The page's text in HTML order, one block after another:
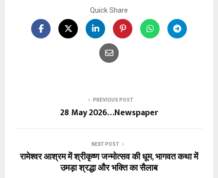
Quick Share
PREVIOUS POST
28 May 2026…Newspaper
NEXT POST
रामेश्वर आश्रम में श्रीकृष्ण जन्मोत्सव की धूम, भागवत कथा में
उमड़ा श्रद्धा और भक्ति का सैलाब